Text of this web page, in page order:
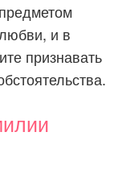
и в
признавать